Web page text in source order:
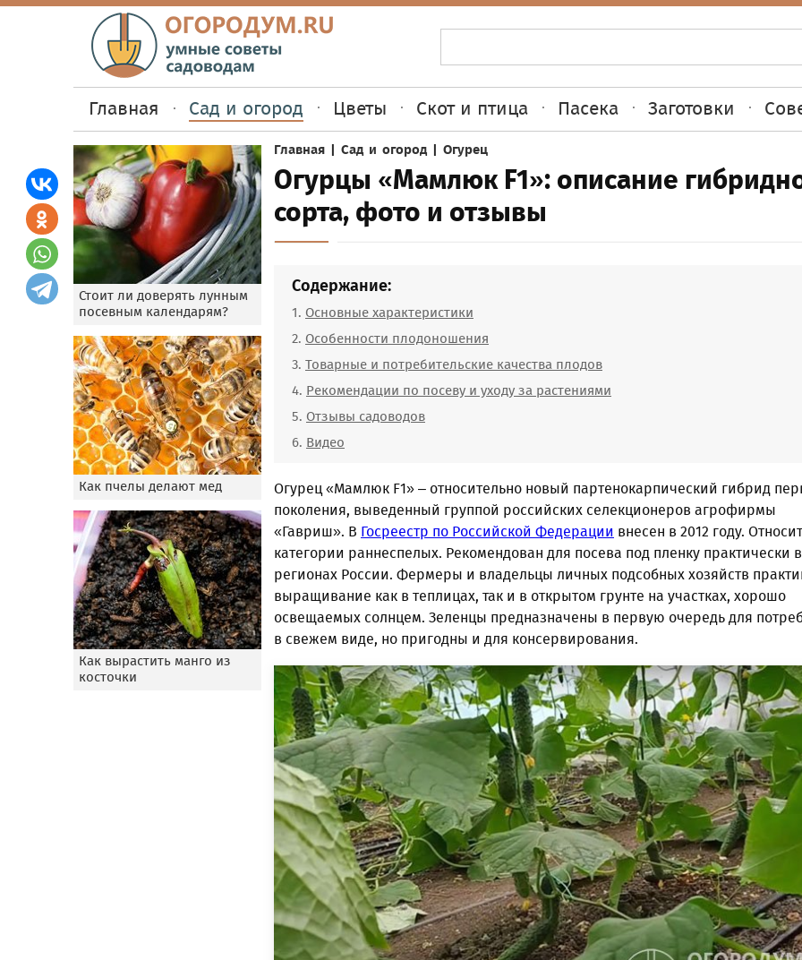
Главная Сад и огород Цветы Скот и птица Пасека Заготовки
Стоит ли доверять лунным
посевным календарям?
Как пчелы делают мед
Как вырастить манго из
косточки
Главная | Сад и огород | Огурец
Огурцы «Мамлюк F1»: описание
сорта, фото и отзывы
Содержание:
Основные характеристики
Особенности плодоношения
Товарные и потребительские качества плодов
Рекомендации по посеву и уходу за растениями
Отзывы садоводов
Видео
Огурец «Мамлюк F1» – относительно новый партенокарпический гибрид
поколения, выведенный группой российских селекционеров агрофирмы
«Гавриш». В Госреестр по Российской Федерации внесен в 2012 году.
категории раннеспелых. Рекомендован для посева под пленку практически
регионах России. Фермеры и владельцы личных подсобных хозяйств
выращивание как в теплицах, так и в открытом грунте на участках, хорошо
освещаемых солнцем. Зеленцы предназначены в первую очередь для
в свежем виде, но пригодны и для консервирования.